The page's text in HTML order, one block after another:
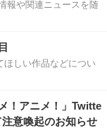
報や関連ニュースを随
ほしい作品などについ
！アニメ！」Twitte
意喚起のお知らせ